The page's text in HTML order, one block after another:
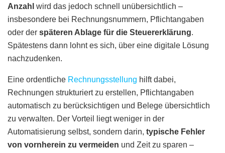
Anzahl wird das jedoch schnell unübersichtlich –
insbesondere bei Rechnungsnummern, Pflichtangaben
oder der späteren Ablage für die Steuererklärung.
Spätestens dann lohnt es sich, über eine digitale Lösung
nachzudenken.
Eine ordentliche Rechnungsstellung hilft dabei,
Rechnungen strukturiert zu erstellen, Pflichtangaben
automatisch zu berücksichtigen und Belege übersichtlich
zu verwalten. Der Vorteil liegt weniger in der
Automatisierung selbst, sondern darin, typische Fehler
von vornherein zu vermeiden und Zeit zu sparen –